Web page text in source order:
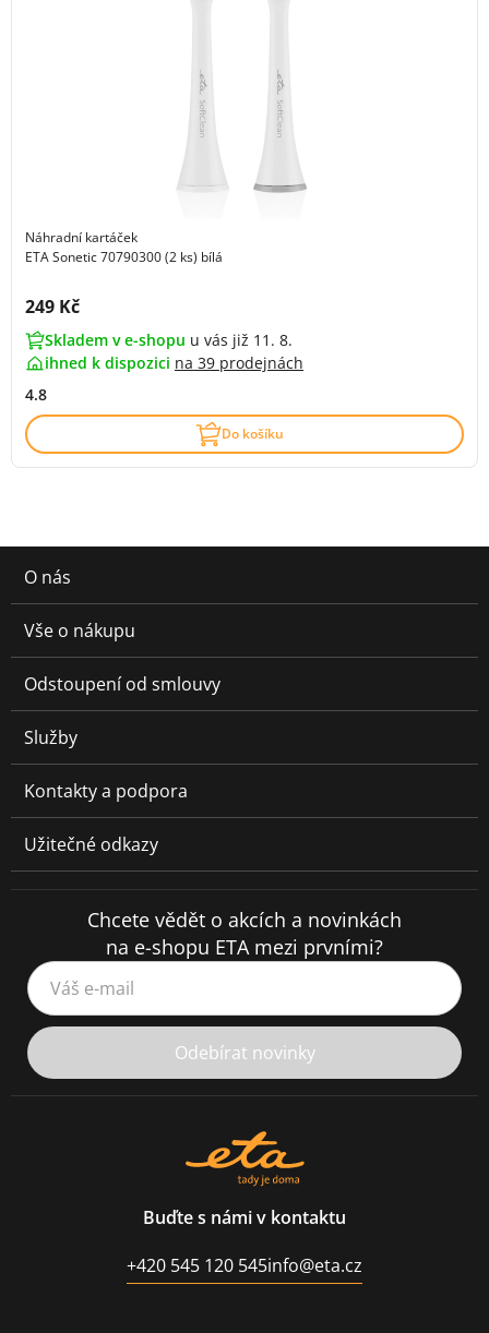
Náhradní kartáček
ETA Sonetic 70790300 (2 ks) bílá
Cena s DPH:
249 Kč
Skladem v e-shopu u vás již 11. 8.
ihned k dispozici na 39 prodejnách
4.8
Do košíku
O nás
Vše o nákupu
Odstoupení od smlouvy
Služby
Kontakty a podpora
Užitečné odkazy
Chcete vědět o akcích a novinkách
na e-shopu ETA mezi prvními?
Váš e-mail
Odebírat novinky
Buďte s námi v kontaktu
+420 545 120 545info@eta.cz